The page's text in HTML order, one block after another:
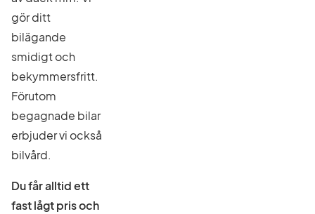
gör ditt
bilägande
smidigt och
bekymmersfritt.
Förutom
begagnade bilar
erbjuder vi också
bilvård.
Du får alltid ett
fast lågt pris och